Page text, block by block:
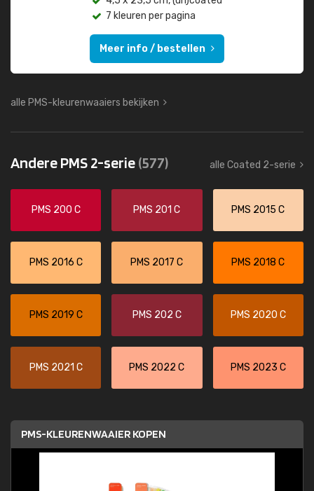
7 kleuren per pagina
Meer info / bestellen
alle PMS-kleurenwaaiers bekijken
Andere PMS 2-serie(577) alle Coated 2-serie
PMS 200 C PMS 201 C PMS 2015 C
PMS 2016 C PMS 2017 C PMS 2018 C
PMS 2019 C PMS 202 C PMS 2020 C
PMS 2021 C PMS 2022 C PMS 2023 C
PMS-KLEURENWAAIER KOPEN